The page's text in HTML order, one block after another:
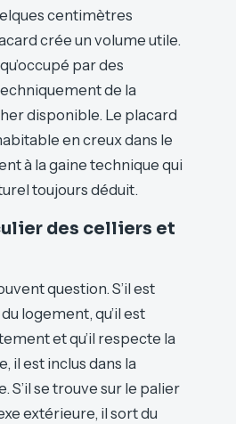
centimètres
crée un volume utile.
par des
de la
disponible. Le placard
en creux dans le
à la gaine technique qui
toujours déduit.
des celliers et
question. S’il est
logement, qu’il est
et qu’il respecte la
il est inclus dans la
S’il se trouve sur le palier
extérieure, il sort du